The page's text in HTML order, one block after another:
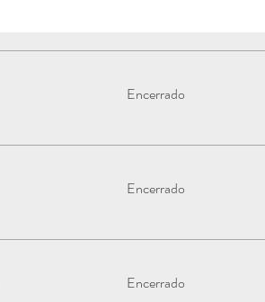
Encerrado
Encerrado
Encerrado